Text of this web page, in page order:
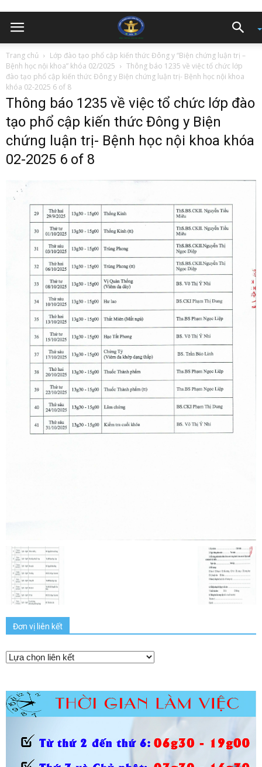
Trang chủ
Lớp đào tạo phổ cập kiến thức Đông y “Biện chứng luận trị –
Bệnh học nội khoa” khóa 02/2025
Thông báo 1235 về việc tổ chức lớp
đào tạo phổ cập kiến thức Đông y Biện chứng luận trị- Bệnh học nội khoa
khóa 02-2025 6 of 8
Thông báo 1235 về việc tổ chức lớp đào
tạo phổ cập kiến thức Đông y Biện
chứng luận trị- Bệnh học nội khoa khóa
02-2025 6 of 8
Đơn vị liên kết